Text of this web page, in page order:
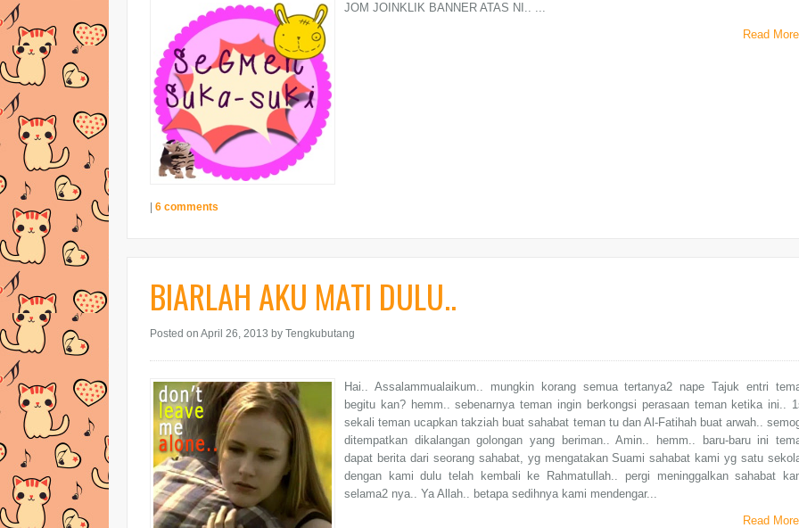
JOM JOINKLIK BANNER ATAS NI.. ...
Read More
6 comments
BIARLAH AKU MATI DULU..
Posted on April 26, 2013 by Tengkubutang
Hai.. Assalammualaikum.. mungkin korang semua tertanya2 nape Tajuk entri
begitu kan? hemm.. sebenarnya teman ingin berkongsi perasaan teman ketika ini..
sekali teman ucapkan takziah buat sahabat teman tu dan Al-Fatihah buat arwah..
ditempatkan dikalangan golongan yang beriman.. Amin.. hemm.. baru-baru ini
dapat berita dari seorang sahabat, yg mengatakan Suami sahabat kami yg satu
dengan kami dulu telah kembali ke Rahmatullah.. pergi meninggalkan sahabat
selama2 nya.. Ya Allah.. betapa sedihnya kami mendengar...
Read More